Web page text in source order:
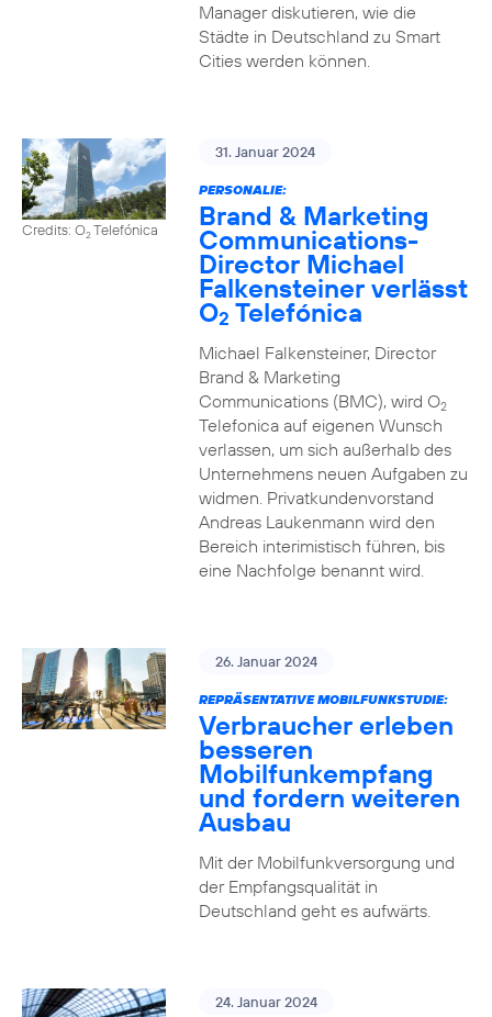
Manager diskutieren, wie die
Städte in Deutschland zu Smart
Cities werden können.
Credits: O2Telefónica
31. Januar 2024
PERSONALIE:
Brand & Marketing
Communications-
Director Michael
Falkensteiner verlässt
O2 Telefónica
Michael Falkensteiner, Director
Brand & Marketing
Communications (BMC), wird O2
Telefonica auf eigenen Wunsch
verlassen, um sich außerhalb des
Unternehmens neuen Aufgaben zu
widmen. Privatkundenvorstand
Andreas Laukenmann wird den
Bereich interimistisch führen, bis
eine Nachfolge benannt wird.
26. Januar 2024
REPRÄSENTATIVE MOBILFUNKSTUDIE:
Verbraucher erleben
besseren
Mobilfunkempfang
und fordern weiteren
Ausbau
Mit der Mobilfunkversorgung und
der Empfangsqualität in
Deutschland geht es aufwärts.
24. Januar 2024